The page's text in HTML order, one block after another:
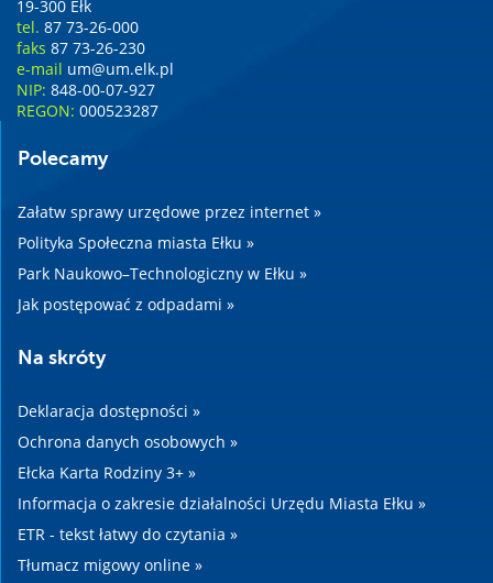
19-300 Ełk
tel. 87 73-26-000
faks 87 73-26-230
e-mail um@um.elk.pl
NIP: 848-00-07-927
REGON: 000523287
Polecamy
Załatw sprawy urzędowe przez internet »
Polityka Społeczna miasta Ełku »
Park Naukowo–Technologiczny w Ełku »
Jak postępować z odpadami »
Na skróty
Deklaracja dostępności »
Ochrona danych osobowych »
Ełcka Karta Rodziny 3+ »
Informacja o zakresie działalności Urzędu Miasta Ełku »
ETR - tekst łatwy do czytania »
Tłumacz migowy online »